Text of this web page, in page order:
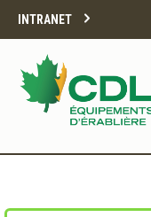
INTRANET
Merci de